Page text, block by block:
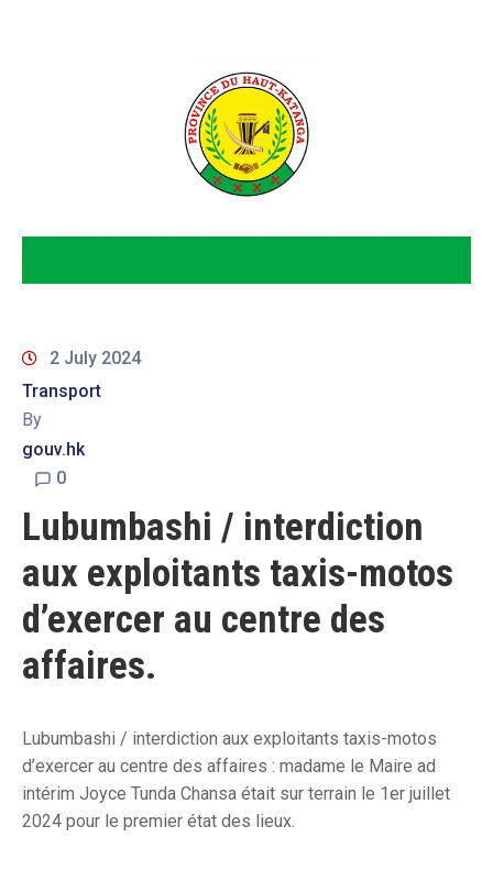
2 July 2024
Transport
By
gouv.hk
0
Lubumbashi / interdiction
aux exploitants taxis-motos
d’exercer au centre des
affaires.
Lubumbashi / interdiction aux exploitants taxis-motos
d’exercer au centre des affaires : madame le Maire ad
intérim Joyce Tunda Chansa était sur terrain le 1er juillet
2024 pour le premier état des lieux.